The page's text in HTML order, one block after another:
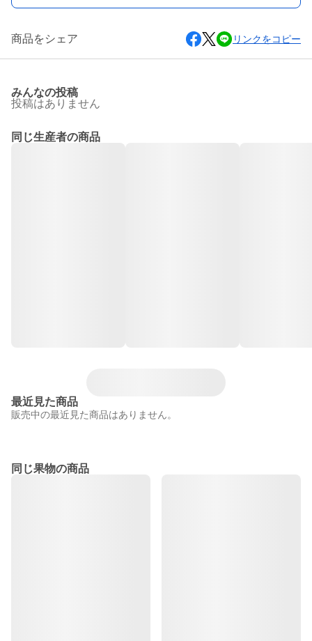
商品をシェア リンクをコピー
みんなの投稿
投稿はありません
同じ生産者の商品
最近見た商品
販売中の最近見た商品はありません。
同じ果物の商品